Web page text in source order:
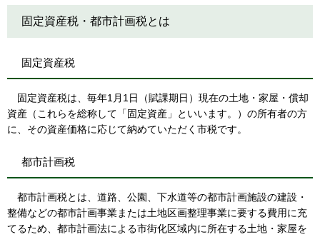
固定資産税・都市計画税とは
固定資産税
固定資産税は、毎年1月1日（賦課期日）現在の土地・家屋・償却
資産（これらを総称して「固定資産」といいます。）の所有者の方
に、その資産価格に応じて納めていただく市税です。
都市計画税
都市計画税とは、道路、公園、下水道等の都市計画施設の建設・
整備などの都市計画事業または土地区画整理事業に要する費用に充
てるため、都市計画法による市街化区域内に所在する土地・家屋を